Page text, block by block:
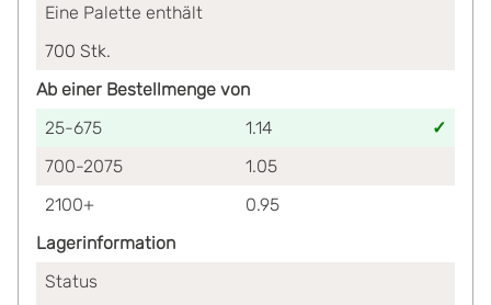
Eine Palette enthält
700 Stk.
Ab einer Bestellmenge von
25-675
1.14
700-2075
1.05
2100+
0.95
Lagerinformation
Status